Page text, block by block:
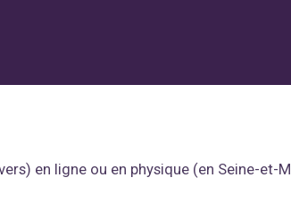
en ligne ou en physique (en Seine-et-